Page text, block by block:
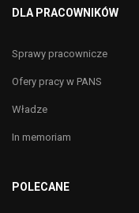
DLA PRACOWNIKÓW
Sprawy pracownicze
Ofery pracy w PANS
Władze
In memoriam
POLECANE